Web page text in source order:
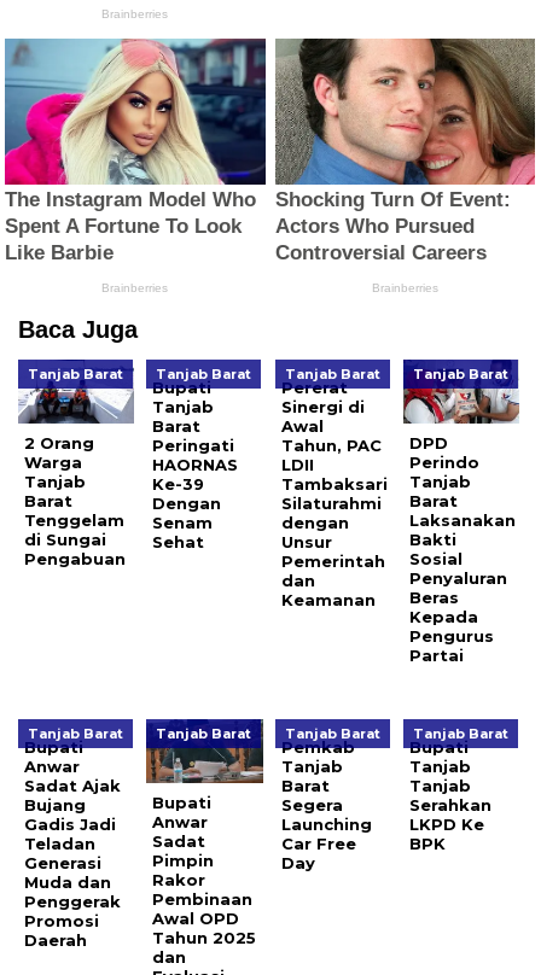
Baca Juga
Tanjab Barat
2 Orang
Warga
Tanjab
Barat
Tenggelam
di Sungai
Pengabuan
Tanjab Barat
Bupati
Tanjab
Barat
Peringati
HAORNAS
Ke-39
Dengan
Senam
Sehat
Tanjab Barat
Pererat
Sinergi di
Awal
Tahun, PAC
LDII
Tambaksari
Silaturahmi
dengan
Unsur
Pemerintah
dan
Keamanan
Tanjab Barat
DPD
Perindo
Tanjab
Barat
Laksanakan
Bakti
Sosial
Penyaluran
Beras
Kepada
Pengurus
Partai
Tanjab Barat
Bupati
Anwar
Sadat Ajak
Bujang
Gadis Jadi
Teladan
Generasi
Muda dan
Penggerak
Promosi
Daerah
Tanjab Barat
Bupati
Anwar
Sadat
Pimpin
Rakor
Pembinaan
Awal OPD
Tahun 2025
dan
Tanjab Barat
Pemkab
Tanjab
Barat
Segera
Launching
Car Free
Day
Tanjab Barat
Bupati
Tanjab
Tanjab
Serahkan
LKPD Ke
BPK